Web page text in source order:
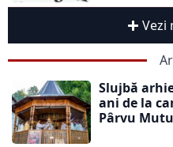
Vezi
Slujbă
ani de la
Pârvu Mutu